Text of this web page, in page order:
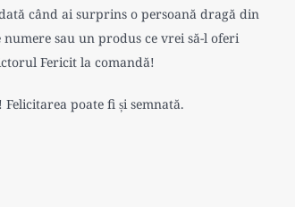
când ai surprins o persoană dragă din
sau un produs ce vrei să-l oferi
Fericit la comandă!
poate fi și semnată.